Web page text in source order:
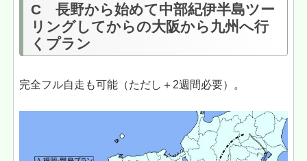
C 長野から始めて中部紀伊半島ツー
リングしてからの大阪から九州へ行
くプラン
完全フル自走も可能（ただし＋2週間必要）。